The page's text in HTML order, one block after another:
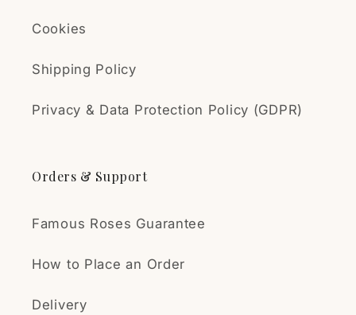
Cookies
Shipping Policy
Privacy & Data Protection Policy (GDPR)
Orders & Support
Famous Roses Guarantee
How to Place an Order
Delivery